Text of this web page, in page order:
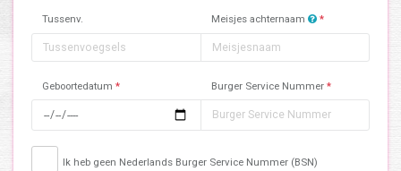
Tussenv. Meisjes achternaam *
Geboortedatum * Burger Service Nummer *
Ik heb geen Nederlands Burger Service Nummer (BSN)